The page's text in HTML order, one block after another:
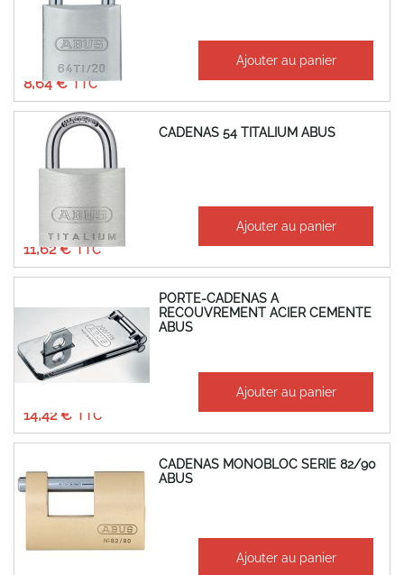
À partir de
8,64 €
7,20 € Ajouter au panier
CADENAS 54 TITALIUM ABUS
À partir de
11,62 €
9,68 € Ajouter au panier
PORTE-CADENAS A
RECOUVREMENT ACIER CEMENTE
ABUS
À partir de
14,42 €
Ajouter au panier
CADENAS MONOBLOC SERIE 82/90
ABUS
65,77 € Ajouter au panier